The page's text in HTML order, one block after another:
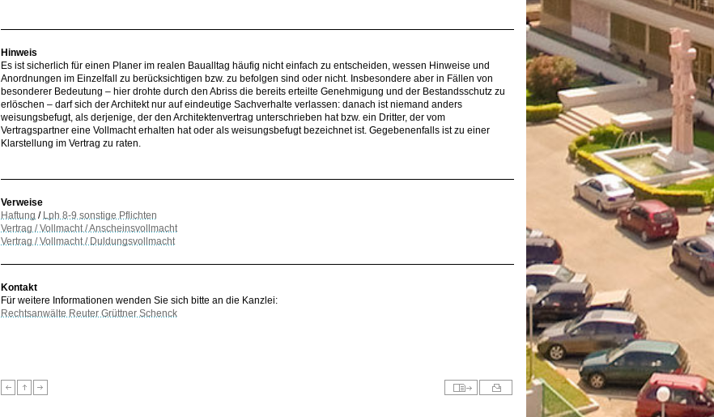
Hinweis
Es ist sicherlich für einen Planer im realen Baualltag häufig nicht einfach zu entscheiden, wessen Hinweise und
Anordnungen im Einzelfall zu berücksichtigen bzw. zu befolgen sind oder nicht. Insbesondere aber in Fällen von
besonderer Bedeutung – hier drohte durch den Abriss die bereits erteilte Genehmigung und der Bestandsschutz zu
erlöschen – darf sich der Architekt nur auf eindeutige Sachverhalte verlassen: danach ist niemand anders
weisungsbefugt, als derjenige, der den Architektenvertrag unterschrieben hat bzw. ein Dritter, der vom
Vertragspartner eine Vollmacht erhalten hat oder als weisungsbefugt bezeichnet ist. Gegebenenfalls ist zu einer
Klarstellung im Vertrag zu raten.
Verweise
Haftung / Lph 8-9 sonstige Pflichten
Vertrag / Vollmacht / Anscheinsvollmacht
Vertrag / Vollmacht / Duldungsvollmacht
Kontakt
Für weitere Informationen wenden Sie sich bitte an die Kanzlei:
Rechtsanwälte Reuter Grüttner Schenck